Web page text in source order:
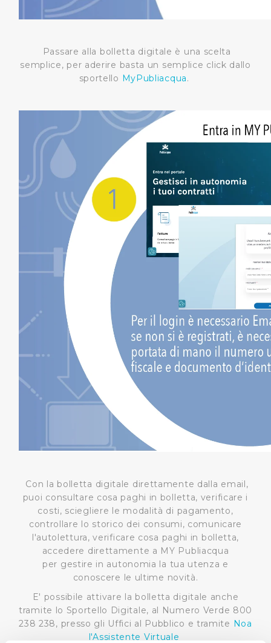
Passare alla bolletta digitale è una scelta
semplice, per aderire basta un semplice click dallo
sportello MyPubliacqua.
Con la bolletta digitale direttamente dalla email,
puoi consultare cosa paghi in bolletta, verificare i
costi, sciegliere le modalità di pagamento,
controllare lo storico dei consumi, comunicare
l'autolettura, verificare cosa paghi in bolletta,
accedere direttamente a MY Publiacqua
per gestire in autonomia la tua utenza e
conoscere le ultime novità.
E' possibile attivare la bolletta digitale anche
tramite lo Sportello Digitale, al Numero Verde 800
238 238, presso gli Uffici al Pubblico e tramite Noa
l'Assistente Virtuale